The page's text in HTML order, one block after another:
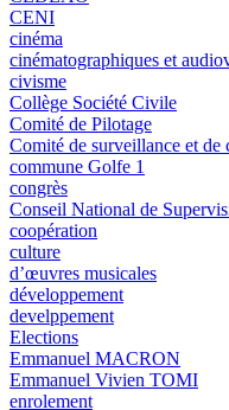
CENI
cinéma
cinématographiques et
civisme
Collège Société Civile
Comité de Pilotage
Comité de surveillance et de
commune Golfe 1
congrès
Conseil National de
coopération
culture
d’œuvres musicales
développement
develppement
Elections
Emmanuel MACRON
Emmanuel Vivien TOMI
enrolement